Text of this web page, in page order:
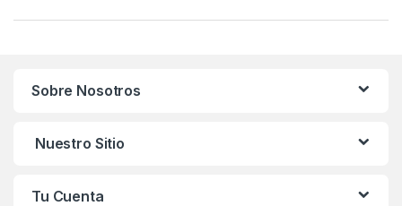
Sobre Nosotros
Nuestro Sitio
Tu Cuenta